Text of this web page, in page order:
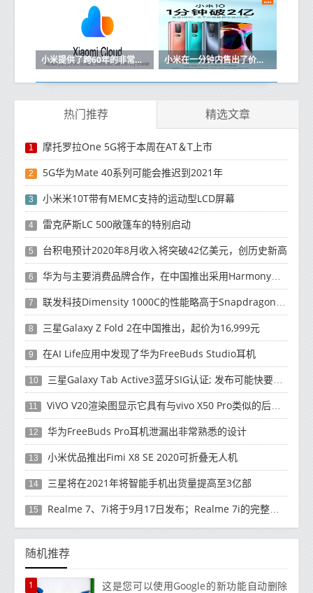
小米提供了跨60年的非常长的Mi Cloud订阅计划 小米在一分钟内售出了价值2亿元的小米10
热门推荐 精选文章
1 摩托罗拉One 5G将于本周在AT＆T上市
2 5G华为Mate 40系列可能会推迟到2021年
3 小米米10T带有MEMC支持的运动型LCD屏幕
4 雷克萨斯LC 500敞篷车的特别启动
5 台积电预计2020年8月收入将突破42亿美元，创历史新高
6 华为与主要消费品牌合作，在中国推出采用HarmonyOS 2.0的智能家居产品
7 联发科技Dimensity 1000C的性能略高于Snapdragon 765G
8 三星Galaxy Z Fold 2在中国推出，起价为16,999元
9 在AI Life应用中发现了华为FreeBuds Studio耳机
10 三星Galaxy Tab Active3蓝牙SIG认证; 发布可能快要结束了
11 ViVO V20渲染图显示它具有与vivo X50 Pro类似的后部设计
12 华为FreeBuds Pro耳机泄漏出非常熟悉的设计
13 小米优品推出Fimi X8 SE 2020可折叠无人机
14 三星将在2021年将智能手机出货量提高至3亿部
15 Realme 7、7i将于9月17日发布；Realme 7i的完整规格并导致泄漏
随机推荐
1
这是您可以使用Google的新功能自动删除